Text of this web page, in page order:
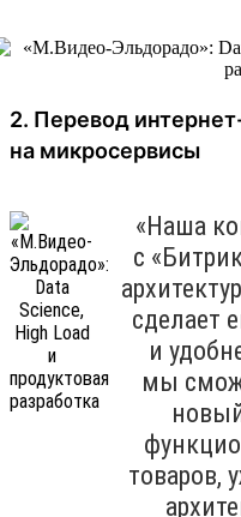
2. Перевод
на микросервисы
«Наша
с
сделает
и
мы
товаров,